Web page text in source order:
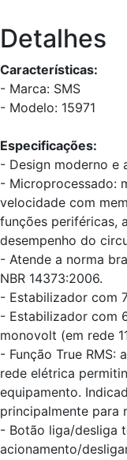
Detalhes
Características:
- Marca: SMS
- Modelo: 15971
Especificações:
- Design moderno e
- Microprocessado:
velocidade com
funções periféricas,
desempenho do
- Atende a norma
NBR 14373:2006.
- Estabilizador com
- Estabilizador com
monovolt (em rede
- Função True RMS:
rede elétrica
equipamento.
principalmente para
- Botão liga/desliga
acionamento/